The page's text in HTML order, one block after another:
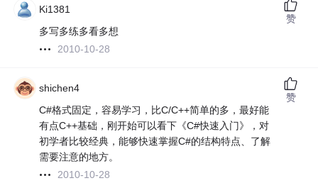
Ki1381
多写多练多看多想
2010-10-28
赞
shichen4
C#格式固定，容易学习，比C/C++简单的多，最好能
有点C++基础，刚开始可以看下《C#快速入门》，对
初学者比较经典，能够快速掌握C#的结构特点、了解
需要注意的地方。
2010-10-28
赞